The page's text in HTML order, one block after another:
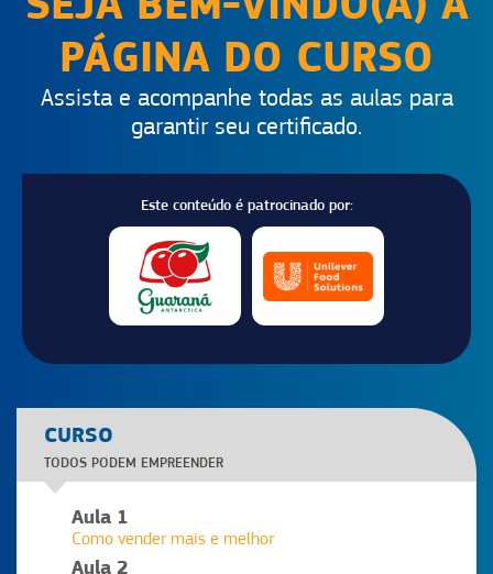
PÁGINA DO CURSO
Assista e acompanhe todas as aulas para
garantir seu certificado.
Este conteúdo é patrocinado por:
CURSO
TODOS PODEM EMPREENDER
Aula 1
Como vender mais e melhor
Aula 2